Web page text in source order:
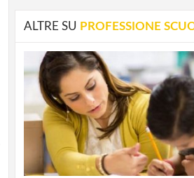
ALTRE SU PROFESSIONE